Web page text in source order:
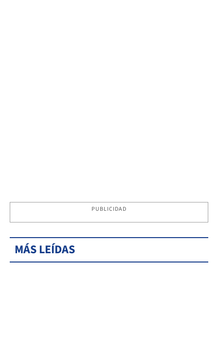
PUBLICIDAD
MÁS LEÍDAS